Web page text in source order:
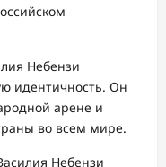
Небензи
идентичность. Он
арене и
во всем мире.
Небензи